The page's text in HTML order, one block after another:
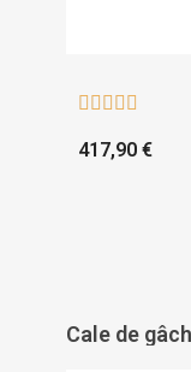
    
417,90 €